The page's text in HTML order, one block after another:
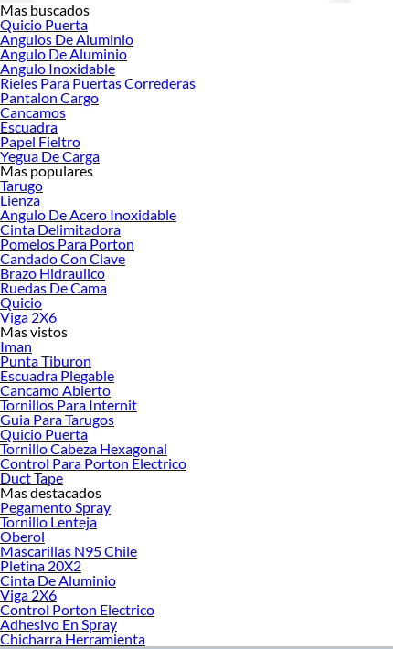
Mas buscados
Quicio Puerta
Angulos De Aluminio
Angulo De Aluminio
Angulo Inoxidable
Rieles Para Puertas Correderas
Pantalon Cargo
Cancamos
Escuadra
Papel Fieltro
Yegua De Carga
Mas populares
Tarugo
Lienza
Angulo De Acero Inoxidable
Cinta Delimitadora
Pomelos Para Porton
Candado Con Clave
Brazo Hidraulico
Ruedas De Cama
Quicio
Viga 2X6
Mas vistos
Iman
Punta Tiburon
Escuadra Plegable
Cancamo Abierto
Tornillos Para Internit
Guia Para Tarugos
Quicio Puerta
Tornillo Cabeza Hexagonal
Control Para Porton Electrico
Duct Tape
Mas destacados
Pegamento Spray
Tornillo Lenteja
Oberol
Mascarillas N95 Chile
Pletina 20X2
Cinta De Aluminio
Viga 2X6
Control Porton Electrico
Adhesivo En Spray
Chicharra Herramienta